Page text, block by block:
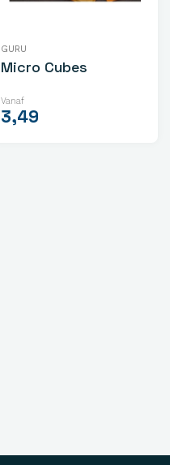
GURU
Micro Cubes
Vanaf
3,49